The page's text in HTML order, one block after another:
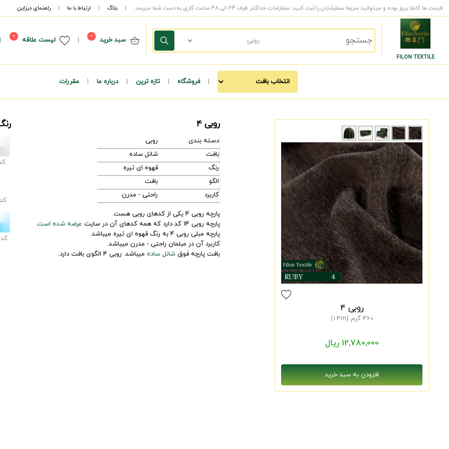
قیمت ها کاملا بروز بوده و میتوانید سریعا سفارشتان را ثبت کنید. سفارشات حداکثر ظرف 24 الی 48 ساعت کاری به دست شما میرسد. | بلاگ | ارتباط با ما | راهنمای دیزاین
FILON TEXTILE
سبد خرید 0
| لیست علاقه 0
|
| فروشگاه | تازه ترین | درباره ما | مقررات
روبی 4
460 گرم (1.4m)
12,780,000 ریال
روبی 4
دسته بندی
روبی
بافت
شانل ساده
رنگ
قهوه ای تیره
الگو
بافت
کاربرد
راحتی - مدرن
پارچه روبی 4 یکی از کدهای روبی هست.
پارچه روبی 14 کد دارد که همه کدهای آن در سایت
عرضه شده است.
پارچه مبلی روبی 4 به رنگ قهوه ای تیره میباشد.
کاربرد آن در مبلمان راحتی - مدرن میباشد.
بافت پارچه فوقشانل ساده میباشد. روبی 4 الگوی بافت دارد.
کد
کد